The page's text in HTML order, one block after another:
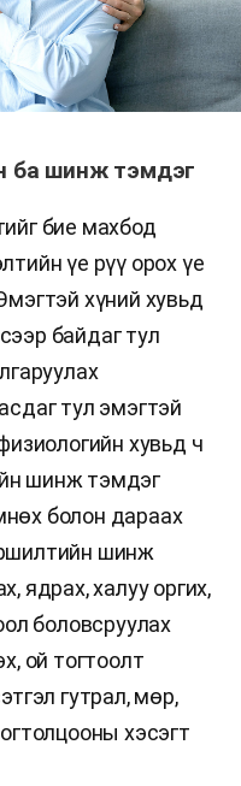
ба шинж тэмдэг
бие махбод
үе рүү орох үе
хүний хувьд
байдаг тул
тул эмэгтэй
хувьд ч
шинж тэмдэг
болон дараах
шинж
ядрах, халуу оргих,
боловсруулах
ой тогтоолт
гутрал, мөр,
хэсэгт